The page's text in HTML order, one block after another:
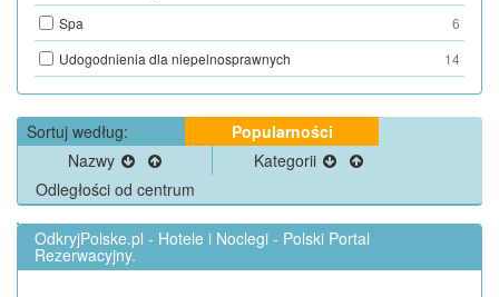
Spa
6
Udogodnienia dla niepelnosprawnych
14
Sortuj według:
Popularności
Nazwy
Kategorii
Odległości od centrum
OdkryjPolske.pl - Hotele i Noclegi - Polski Portal
Rezerwacyjny.